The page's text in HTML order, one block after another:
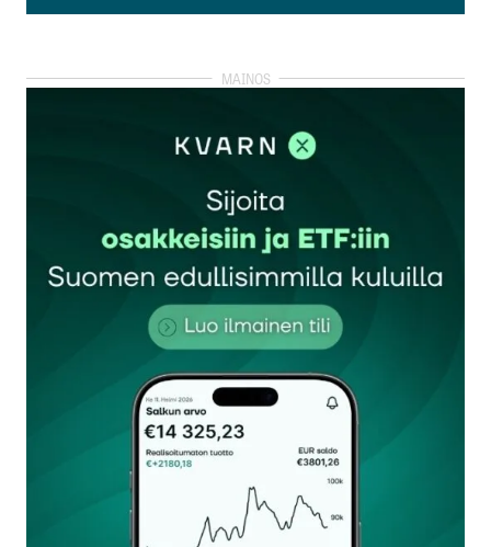
Lisää kommentti
kirjautua
rekisteröityä
Sähköpostiosoitettasi ei julkaista.Pakolliset
kentät on merkitty*
Kommentti*
Nimesi tai nimimerkkisi